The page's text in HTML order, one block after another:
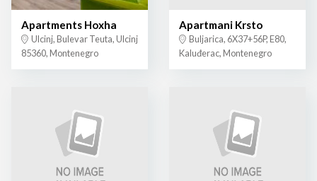
Apartments Hoxha
Ulcinj, Bulevar Teuta, Ulcinj
85360, Montenegro
Apartmani Krsto
Buljarica, 6X37+56P, E80,
Kaluđerac, Montenegro